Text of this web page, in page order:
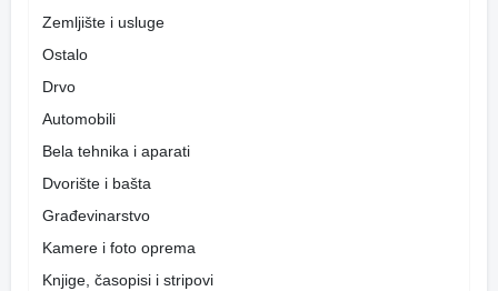
Zemljište i usluge
Ostalo
Drvo
Automobili
Bela tehnika i aparati
Dvorište i bašta
Građevinarstvo
Kamere i foto oprema
Knjige, časopisi i stripovi